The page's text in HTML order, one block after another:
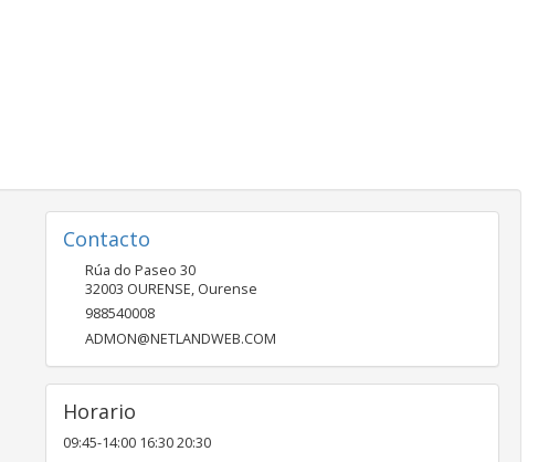
Contacto
Rúa do Paseo 30
32003 OURENSE, Ourense
988540008
ADMON@NETLANDWEB.COM
Horario
09:45-14:00 16:30 20:30